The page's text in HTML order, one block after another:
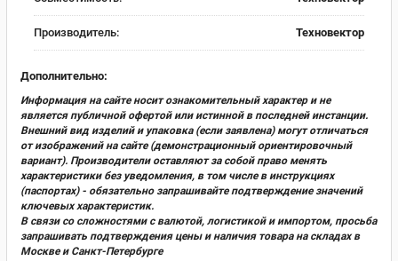
Производитель: Техновектор
Дополнительно:
Информация на сайте носит ознакомительный характер и не
является публичной офертой или истинной в последней инстанции.
Внешний вид изделий и упаковка (если заявлена) могут отличаться
от изображений на сайте (демонстрационный ориентировочный
вариант). Производители оставляют за собой право менять
характеристики без уведомления, в том числе в инструкциях
(паспортах) - обязательно запрашивайте подтверждение значений
ключевых характеристик.
В связи со сложностями с валютой, логистикой и импортом, просьба
запрашивать подтверждения цены и наличия товара на складах в
Москве и Санкт-Петербурге